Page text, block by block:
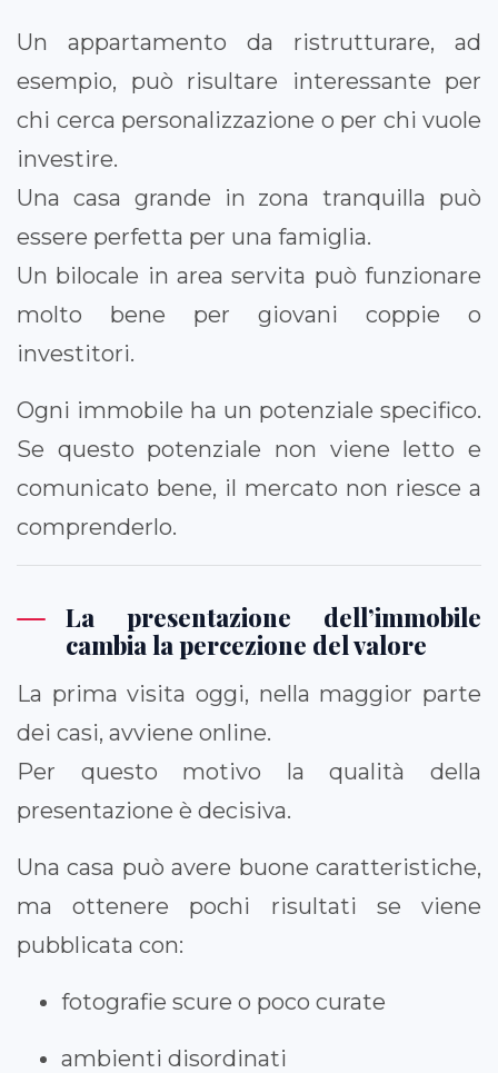
Un appartamento da ristrutturare, ad
esempio, può risultare interessante per
chi cerca personalizzazione o per chi vuole
investire.
Una casa grande in zona tranquilla può
essere perfetta per una famiglia.
Un bilocale in area servita può funzionare
molto bene per giovani coppie o
investitori.
Ogni immobile ha un potenziale specifico.
Se questo potenziale non viene letto e
comunicato bene, il mercato non riesce a
comprenderlo.
La presentazione dell’immobile
cambia la percezione del valore
La prima visita oggi, nella maggior parte
dei casi, avviene online.
Per questo motivo la qualità della
presentazione è decisiva.
Una casa può avere buone caratteristiche,
ma ottenere pochi risultati se viene
pubblicata con:
fotografie scure o poco curate
ambienti disordinati